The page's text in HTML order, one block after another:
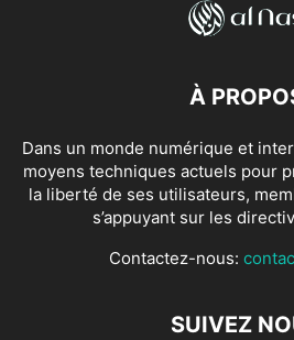
À
Dans un monde numérique et
moyens techniques actuels pour
la liberté de ses utilisateurs,
s’appuyant sur les
Contactez-nous:
SUIVEZ